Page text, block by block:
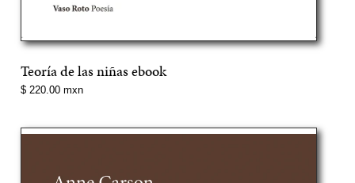
Teoría de las niñas ebook
Precio
$ 220.00 mxn